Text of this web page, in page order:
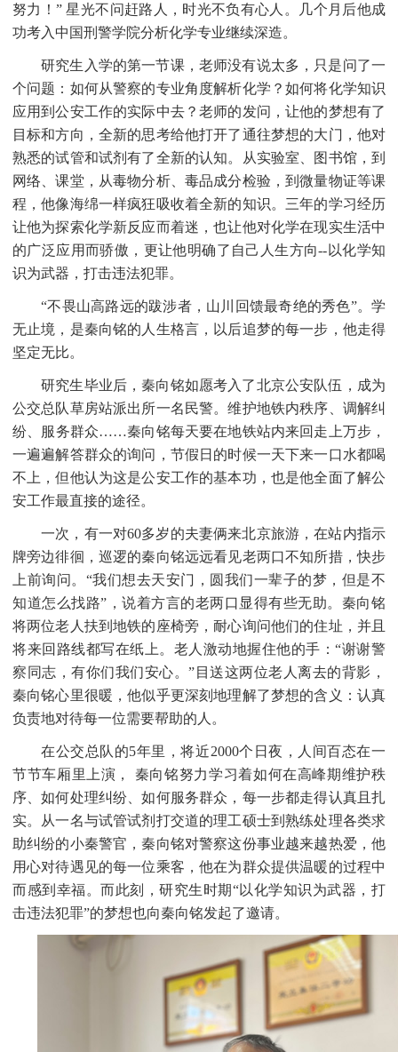
努力！” 星光不问赶路人，时光不负有心人。几个月后他成
功考入中国刑警学院分析化学专业继续深造。
研究生入学的第一节课，老师没有说太多，只是问了一
个问题：如何从警察的专业角度解析化学？如何将化学知识
应用到公安工作的实际中去？老师的发问，让他的梦想有了
目标和方向，全新的思考给他打开了通往梦想的大门，他对
熟悉的试管和试剂有了全新的认知。从实验室、图书馆，到
网络、课堂，从毒物分析、毒品成分检验，到微量物证等课
程，他像海绵一样疯狂吸收着全新的知识。三年的学习经历
让他为探索化学新反应而着迷，也让他对化学在现实生活中
的广泛应用而骄傲，更让他明确了自己人生方向--以化学知
识为武器，打击违法犯罪。
“不畏山高路远的跋涉者，山川回馈最奇绝的秀色”。学
无止境，是秦向铭的人生格言，以后追梦的每一步，他走得
坚定无比。
研究生毕业后，秦向铭如愿考入了北京公安队伍，成为
公交总队草房站派出所一名民警。维护地铁内秩序、调解纠
纷、服务群众……秦向铭每天要在地铁站内来回走上万步，
一遍遍解答群众的询问，节假日的时候一天下来一口水都喝
不上，但他认为这是公安工作的基本功，也是他全面了解公
安工作最直接的途径。
一次，有一对60多岁的夫妻俩来北京旅游，在站内指示
牌旁边徘徊，巡逻的秦向铭远远看见老两口不知所措，快步
上前询问。“我们想去天安门，圆我们一辈子的梦，但是不
知道怎么找路”，说着方言的老两口显得有些无助。秦向铭
将两位老人扶到地铁的座椅旁，耐心询问他们的住址，并且
将来回路线都写在纸上。老人激动地握住他的手：“谢谢警
察同志，有你们我们安心。”目送这两位老人离去的背影，
秦向铭心里很暖，他似乎更深刻地理解了梦想的含义：认真
负责地对待每一位需要帮助的人。
在公交总队的5年里，将近2000个日夜，人间百态在一
节节车厢里上演， 秦向铭努力学习着如何在高峰期维护秩
序、如何处理纠纷、如何服务群众，每一步都走得认真且扎
实。从一名与试管试剂打交道的理工硕士到熟练处理各类求
助纠纷的小秦警官，秦向铭对警察这份事业越来越热爱，他
用心对待遇见的每一位乘客，他在为群众提供温暖的过程中
而感到幸福。而此刻，研究生时期“以化学知识为武器，打
击违法犯罪”的梦想也向秦向铭发起了邀请。